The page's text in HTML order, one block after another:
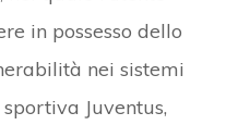
in possesso dello
nei sistemi
Juventus,